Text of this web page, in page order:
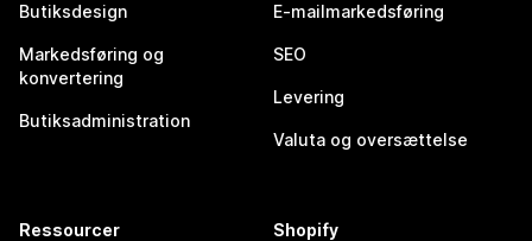
Butiksdesign
Markedsføring og
konvertering
Butiksadministration
E-mailmarkedsføring
SEO
Levering
Valuta og oversættelse
Ressourcer Shopify